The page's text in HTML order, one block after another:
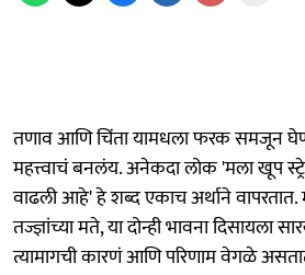
तणाव आणि चिंता यामधला फरक समजून
महत्त्वाचं बनलंय. अनेकदा लोक 'मला खूप
वाढली आहे' हे शब्द एकाच अर्थाने वापरतात.
तज्ज्ञांच्या मते, या दोन्ही भावना दिसायला
त्यामागची कारणं आणि परिणाम वेगळे